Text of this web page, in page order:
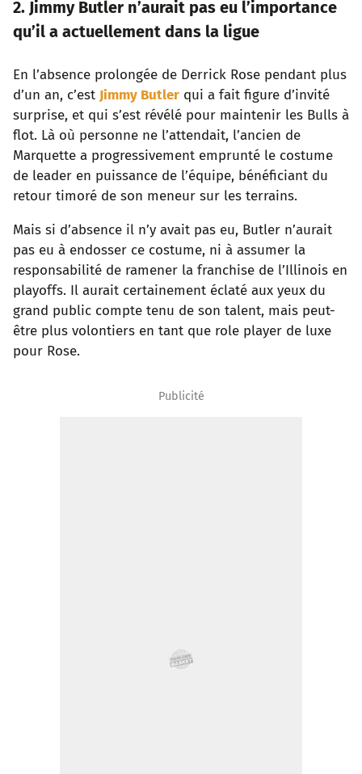
2. Jimmy Butler n’aurait pas eu l’importance
qu’il a actuellement dans la ligue
En l’absence prolongée de Derrick Rose pendant plus
d’un an, c’est Jimmy Butler qui a fait figure d’invité
surprise, et qui s’est révélé pour maintenir les Bulls à
flot. Là où personne ne l’attendait, l’ancien de
Marquette a progressivement emprunté le costume
de leader en puissance de l’équipe, bénéficiant du
retour timoré de son meneur sur les terrains.
Mais si d’absence il n’y avait pas eu, Butler n’aurait
pas eu à endosser ce costume, ni à assumer la
responsabilité de ramener la franchise de l’Illinois en
playoffs. Il aurait certainement éclaté aux yeux du
grand public compte tenu de son talent, mais peut-
être plus volontiers en tant que role player de luxe
pour Rose.
Publicité